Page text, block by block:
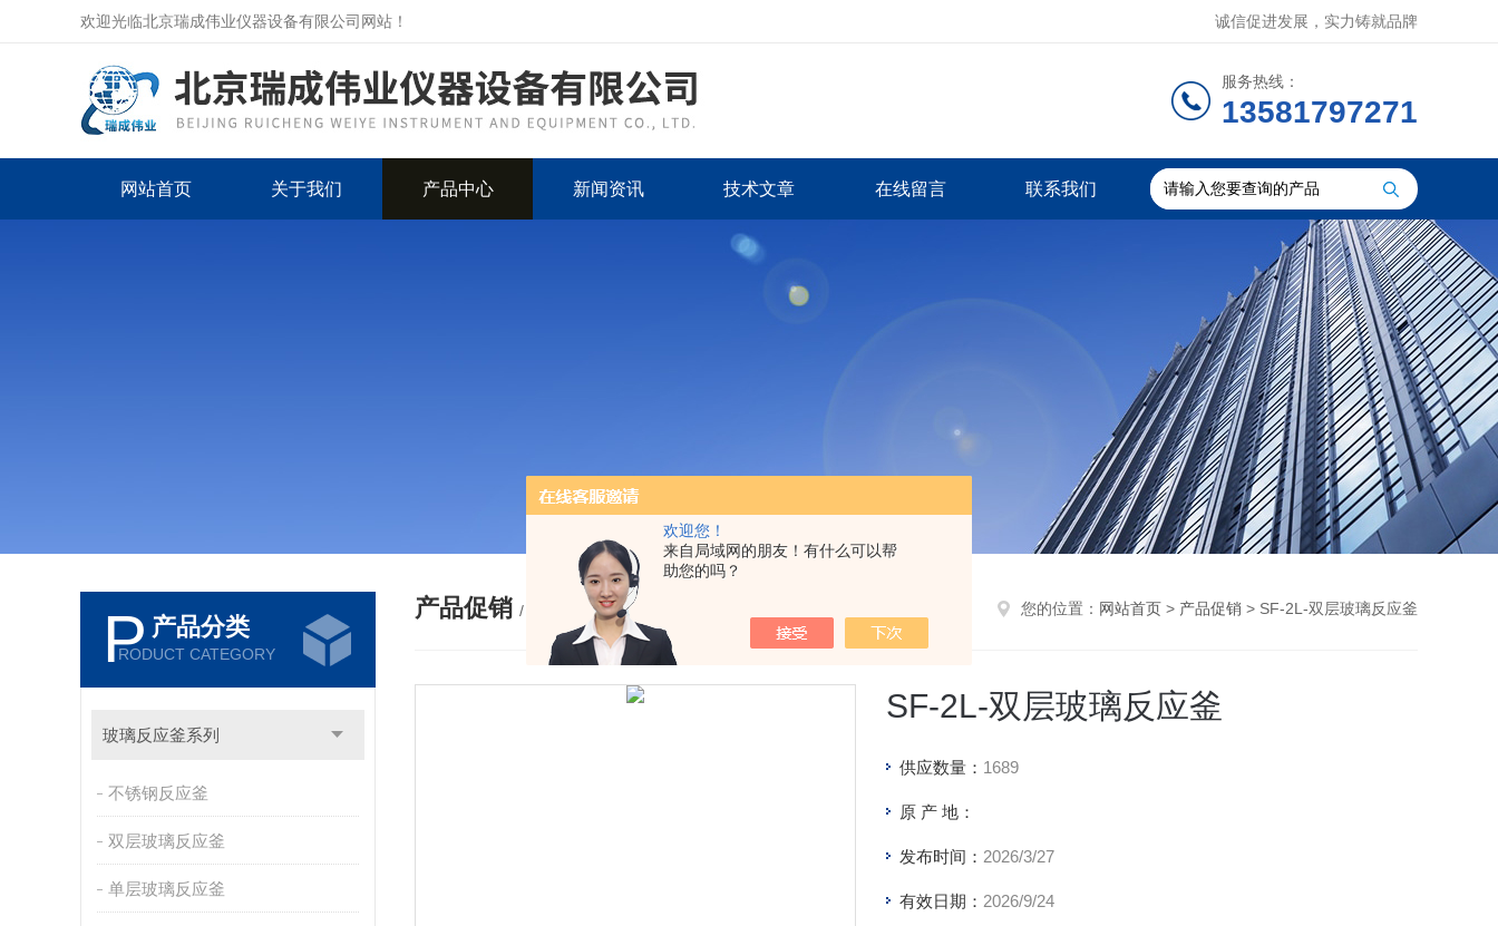
欢迎您！
来自局域网的朋友！有什么可以帮
助您的吗？
欢迎光临北京瑞成伟业仪器设备有限公司网站！ 诚信促进发展，实力铸就品牌
服务热线：
13581797271
网站首页 关于我们 产品中心 新闻资讯 技术文章 在线留言 联系我们
P 产品分类
RODUCT CATEGORY
玻璃反应釜系列
不锈钢反应釜
双层玻璃反应釜
单层玻璃反应釜
产品促销 / PRODUCTS 您的位置： 网站首页 > 产品促销 > SF-2L-双层玻璃反应釜
SF-2L-双层玻璃反应釜
供应数量： 1689
原 产 地：
发布时间： 2026/3/27
有效日期： 2026/9/24